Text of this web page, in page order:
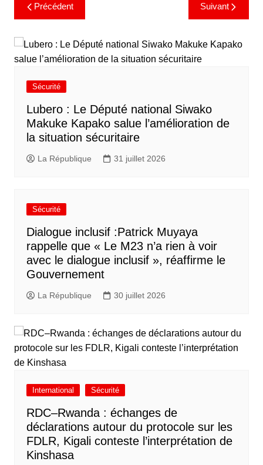
Précédent Suivant
Sécurité
Lubero : Le Député national Siwako
Makuke Kapako salue l’amélioration de
la situation sécuritaire
La République 31 juillet 2026
Sécurité
Dialogue inclusif :Patrick Muyaya
rappelle que « Le M23 n’a rien à voir
avec le dialogue inclusif », réaffirme le
Gouvernement
La République 30 juillet 2026
International Sécurité
RDC–Rwanda : échanges de
déclarations autour du protocole sur les
FDLR, Kigali conteste l’interprétation de
Kinshasa